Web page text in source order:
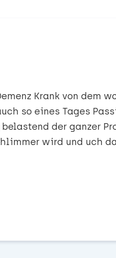
Krank von dem
so eines Tages
der ganzer
wird und uch